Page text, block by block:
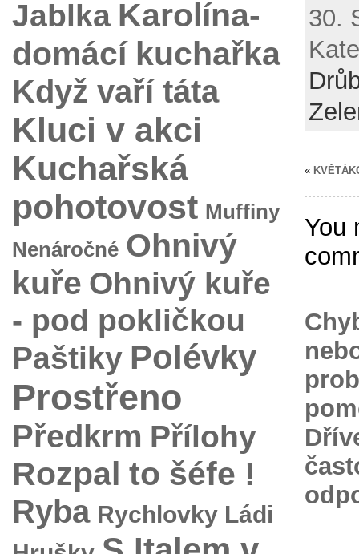
Jablka Karolína-
domácí kuchařka
Když vaří táta
Kluci v akci
Kuchařská
pohotovost Muffiny
Nenáročné Ohnivý
kuře Ohnivý kuře
- pod pokličkou
Paštiky Polévky
Prostřeno
Předkrm Přílohy
Rozpal to šéfe !
Ryba Rychlovky Ládi
30.
«
You